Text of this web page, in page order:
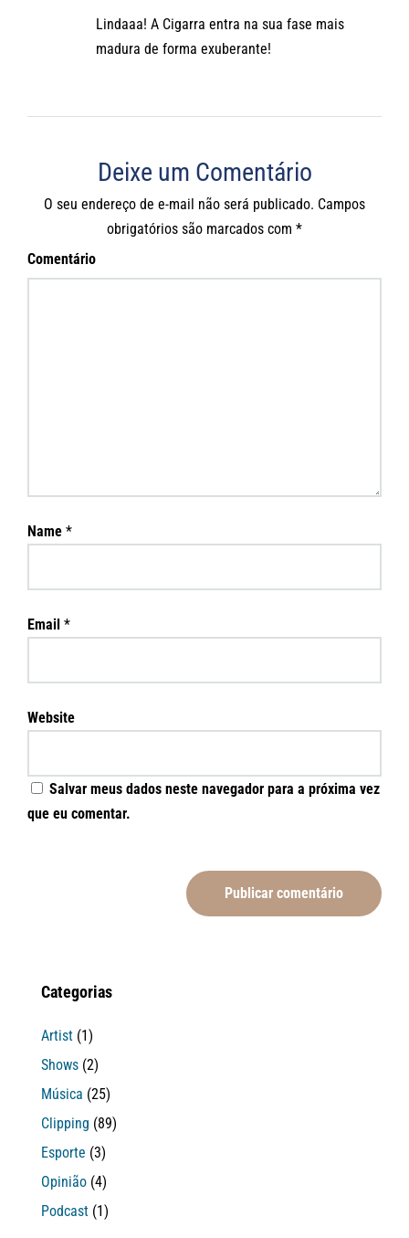
Lindaaa! A Cigarra entra na sua fase mais
madura de forma exuberante!
Deixe um Comentário
O seu endereço de e-mail não será publicado. Campos
obrigatórios são marcados com *
Comentário
Name *
Email *
Website
Salvar meus dados neste navegador para a próxima vez
que eu comentar.
Categorias
Artist (1)
Shows (2)
Música (25)
Clipping (89)
Esporte (3)
Opinião (4)
Podcast (1)